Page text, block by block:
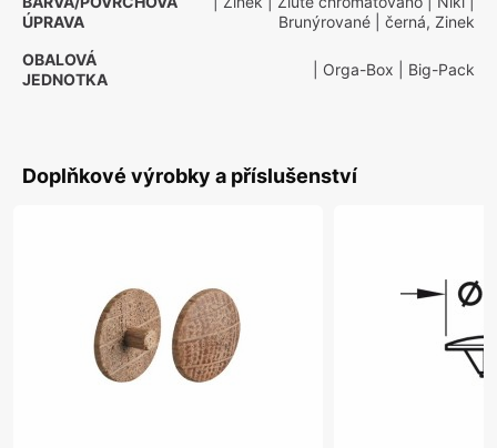
ÚPRAVA
Brunýrované | černá, Zinek
OBALOVÁ
JEDNOTKA
| Orga-Box | Big-Pack
Doplňkové výrobky a příslušenství